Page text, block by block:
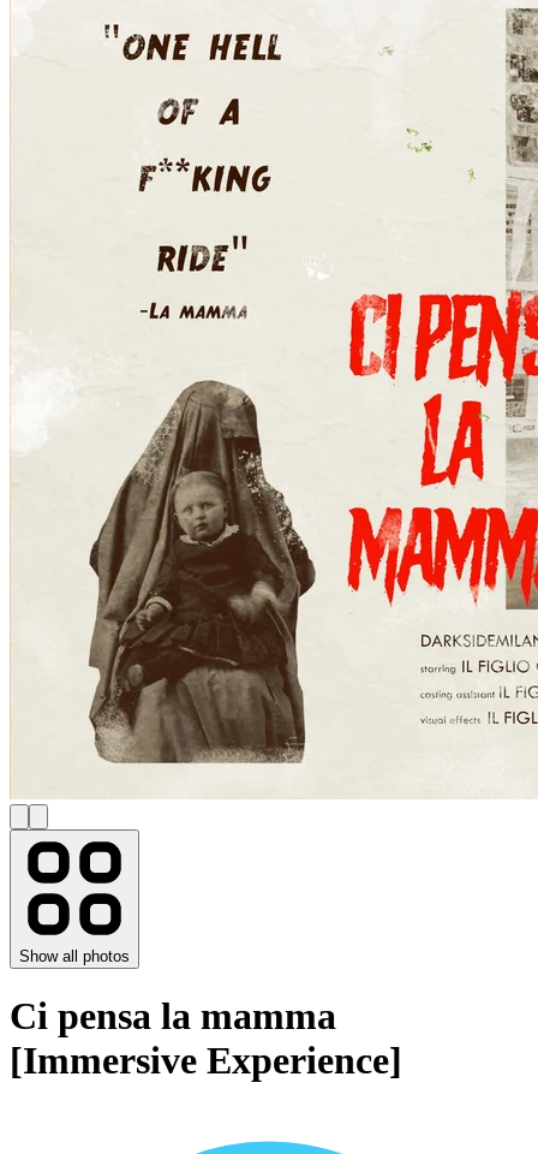
Show all photos
Ci pensa la mamma
[Immersive Experience]